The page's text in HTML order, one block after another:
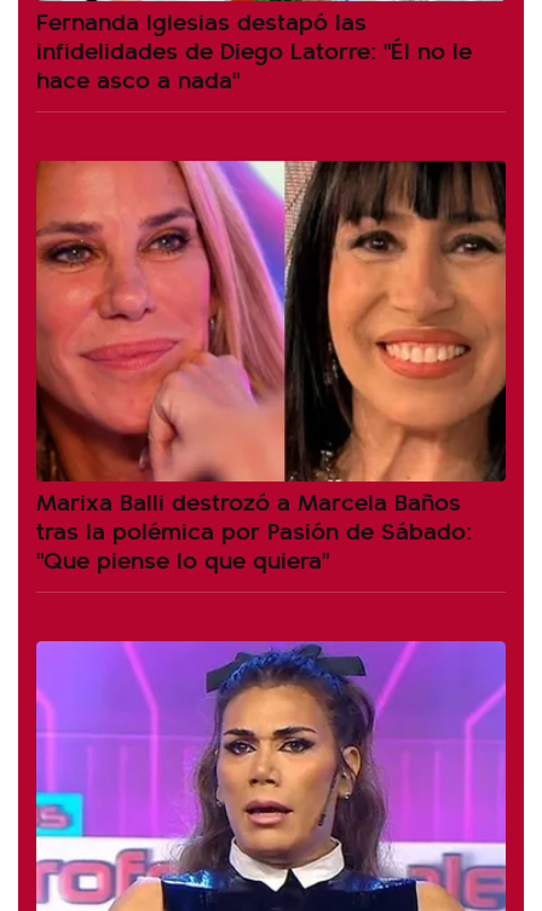
Fernanda Iglesias destapó las
infidelidades de Diego Latorre: "Él no le
hace asco a nada"
Marixa Balli destrozó a Marcela Baños
tras la polémica por Pasión de Sábado:
"Que piense lo que quiera"